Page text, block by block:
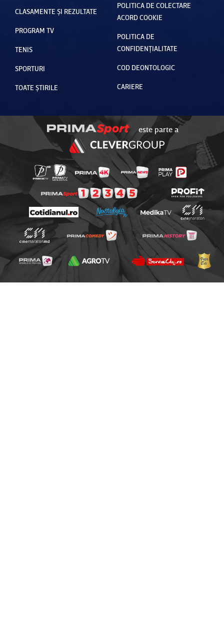
CLASAMENTE ȘI REZULTATE
PROGRAM TV
TENIS
SPORTURI
TOATE ȘTIRILE
POLITICA DE COLECTARE
ACORD COOKIE
POLITICA DE
CONFIDENȚIALITATE
COD DEONTOLOGIC
CARIERE
este parte a